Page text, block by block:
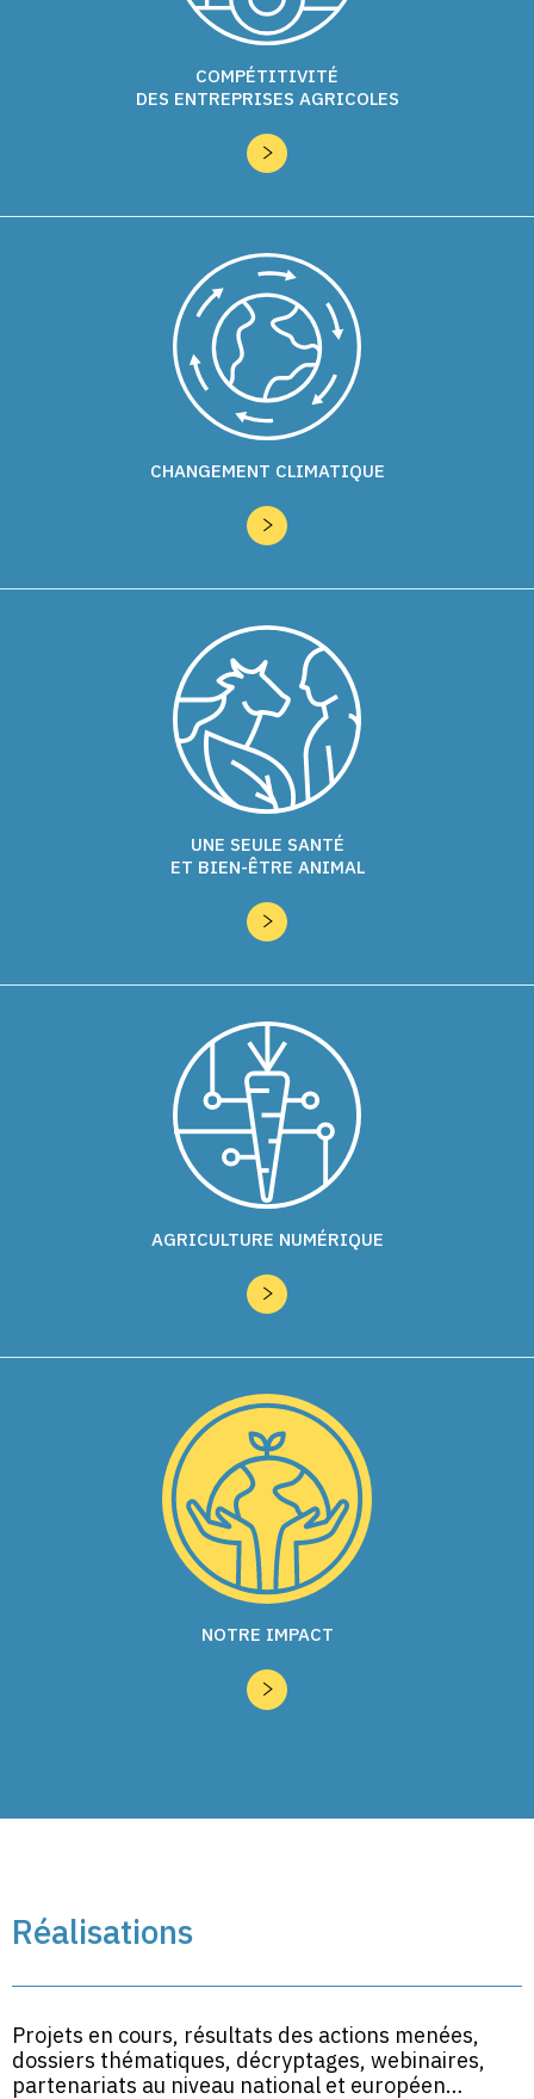
COMPÉTITIVITÉ
DES ENTREPRISES AGRICOLES
CHANGEMENT CLIMATIQUE
UNE SEULE SANTÉ
ET BIEN-ÊTRE ANIMAL
AGRICULTURE NUMÉRIQUE
NOTRE IMPACT
Réalisations
Projets en cours, résultats des actions menées,
dossiers thématiques, décryptages, webinaires,
partenariats au niveau national et européen…